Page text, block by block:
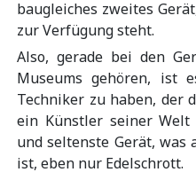
baugleiches zweites
zur Verfügung steht.
Also, gerade bei den
Museums gehören, ist
Techniker zu haben, der
ein Künstler seiner Welt
und seltenste Gerät,
ist, eben nur Edelschrott.